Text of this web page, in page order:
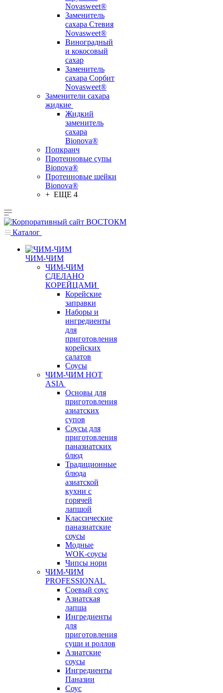
Novasweet®
Заменитель
сахара Стевия
Novasweet®
Виноградный
и кокосовый
сахар
Заменитель
сахара Сорбит
Novasweet®
Заменители сахара
жидкие
Жидкий
заменитель
сахара
Bionova®
Попкранч
Протеиновые супы
Bionova®
Протеиновые шейки
Bionova®
+ ЕЩЕ 4
Каталог
ЧИМ-ЧИМ
ЧИМ-ЧИМ
СДЕЛАНО
КОРЕЙЦАМИ
Корейские
заправки
Наборы и
ингредиенты
для
приготовления
корейских
салатов
Соусы
ЧИМ-ЧИМ HOT
ASIA
Основы для
приготовления
азиатских
супов
Соусы для
приготовления
паназиатских
блюд
Традиционные
блюда
азиатской
кухни с
горячей
лапшой
Классические
паназиатские
соусы
Модные
WOK-соусы
Чипсы нори
ЧИМ-ЧИМ
PROFESSIONAL
Соевый соус
Азиатская
лапша
Ингредиенты
для
приготовления
суши и роллов
Азиатские
соусы
Ингредиенты
Паназии
Соус